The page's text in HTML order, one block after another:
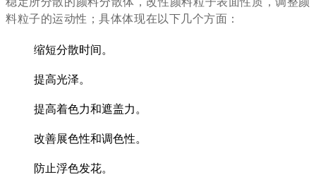
料粒子的运动性；具体体现在以下几个方面：
缩短分散时间。
提高光泽。
提高着色力和遮盖力。
改善展色性和调色性。
防止浮色发花。